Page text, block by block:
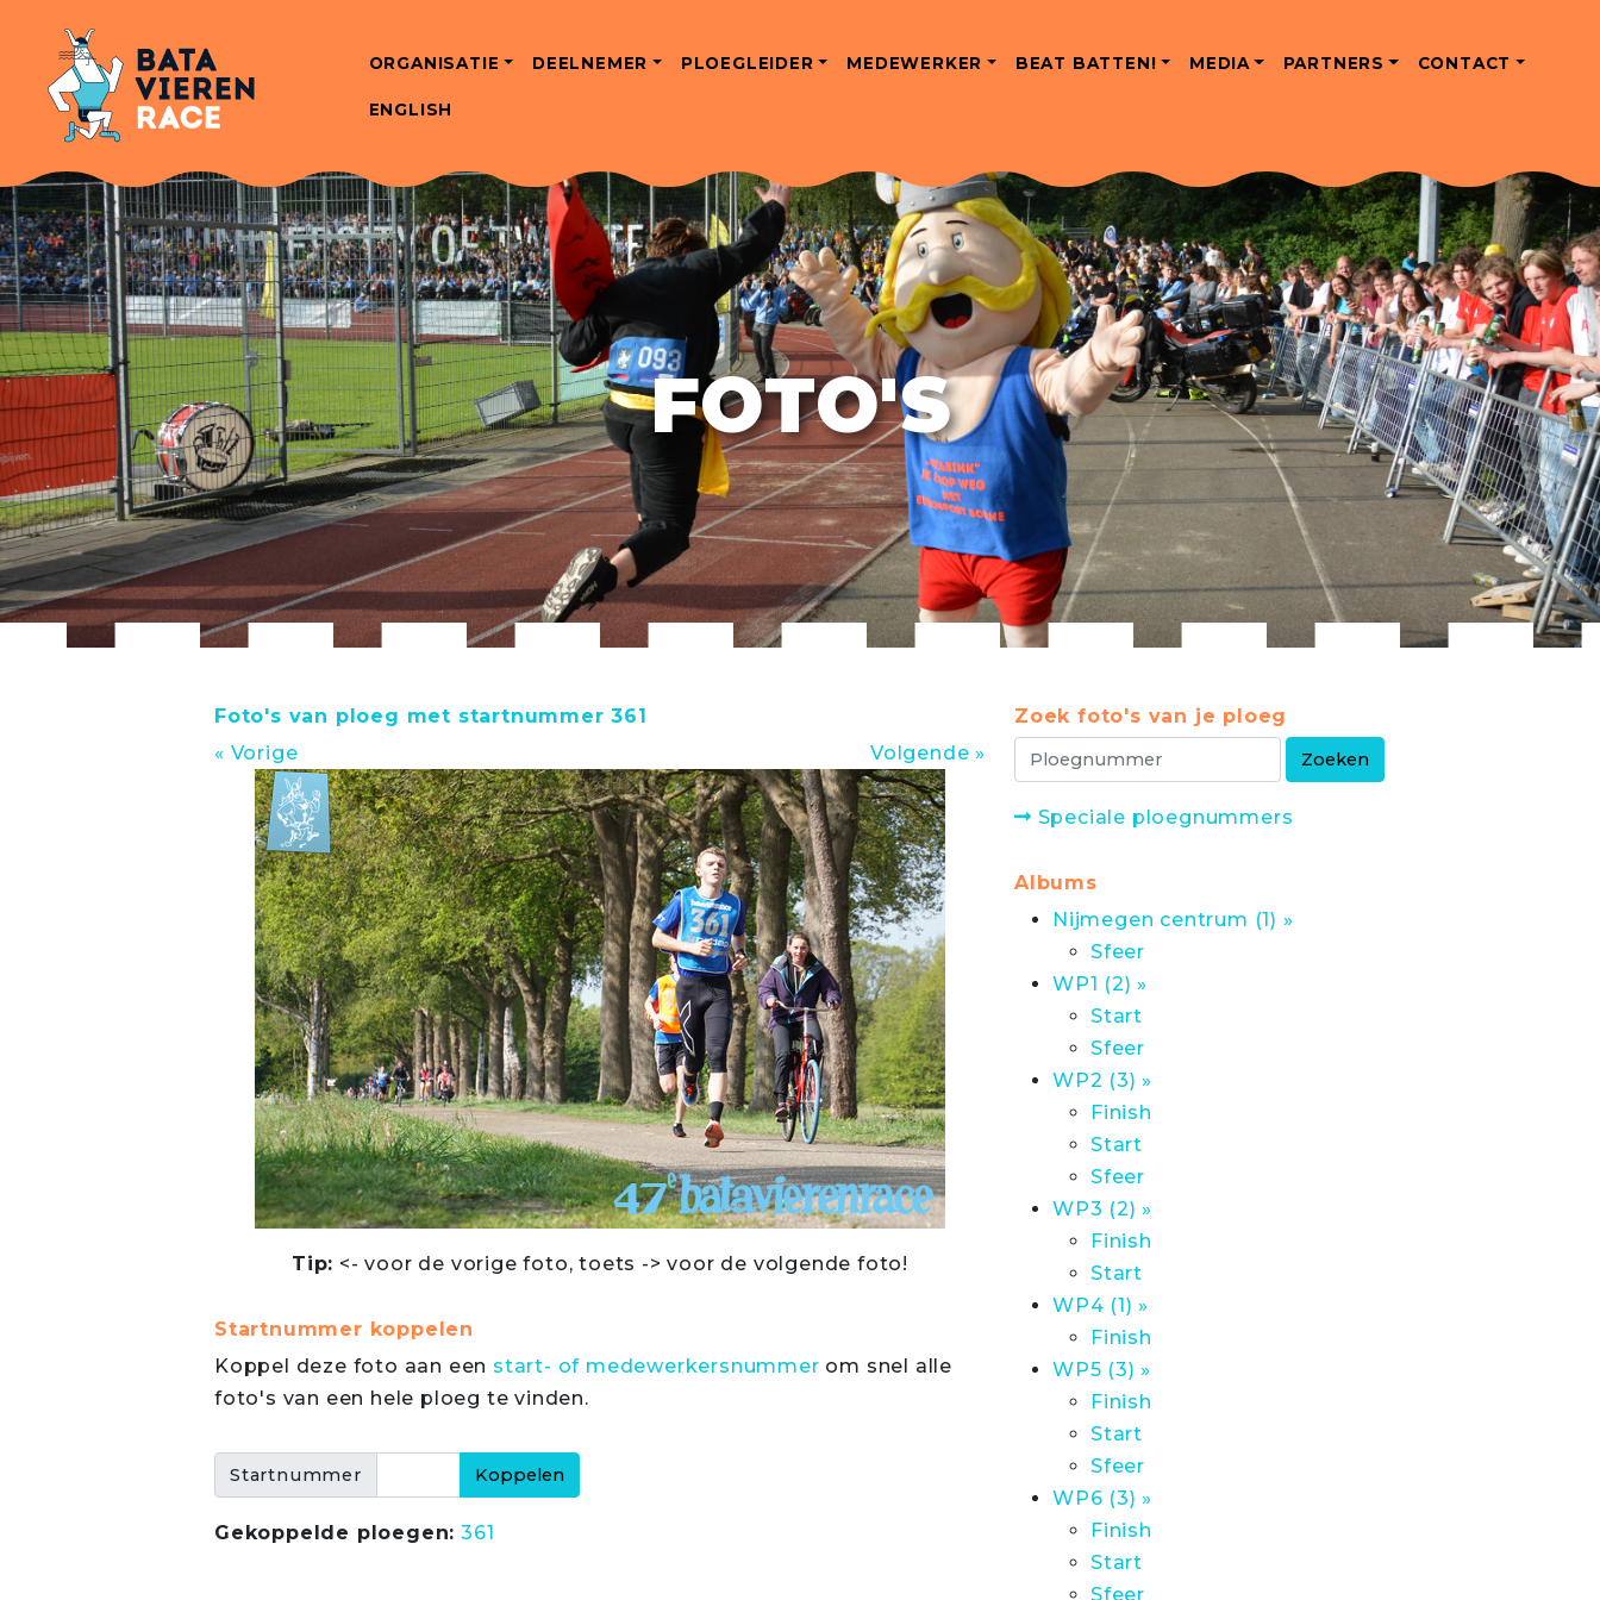
ORGANISATIE DEELNEMER PLOEGLEIDER MEDEWERKER BEAT BATTEN! MEDIA PARTNERS CONTACT
ENGLISH
FOTO'S
Foto's van ploeg met startnummer 361
« Vorige
Volgende »
Tip: <- voor de vorige foto, toets -> voor de volgende foto!
Startnummer koppelen
Koppel deze foto aan een start- of medewerkersnummer om snel alle
foto's van een hele ploeg te vinden.
Startnummer
Gekoppelde ploegen: 361
Zoek foto's van je ploeg
Speciale ploegnummers
Albums
Nijmegen centrum (1) »
Sfeer
WP1 (2) »
Start
Sfeer
WP2 (3) »
Finish
Start
Sfeer
WP3 (2) »
Finish
Start
WP4 (1) »
Finish
WP5 (3) »
Finish
Start
Sfeer
WP6 (3) »
Finish
Start
Sfeer